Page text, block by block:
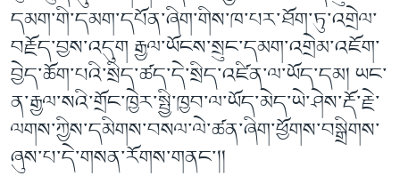
དམག་གི་དམག་དཔོན་ཞིག་གིས་ཁ་པར་ཐོག་ཏུ་འགྲེལ་
བརྗོད་བྱས་འདུག རྒྱལ་ཡོངས་སྲུང་དམག་འགྲེམ་འཇོག་
བྱེད་ཆོག་པའི་སྲིད་ཚད་དེ་སྲིད་འཛིན་ལ་ཡོད་དམ། ཡང་
ན་རྒྱལ་སའི་གྲོང་ཁྱེར་སྤྱི་ཁྱབ་ལ་ཡོད་མེད་ཡེ་ཤེས་རྡོ་རྗེ་
ལགས་ཀྱིས་དམིགས་བསལ་ལེ་ཚན་ཞིག་ཕྱོགས་བསྒྲིགས་
ཞུས་པ་དེ་གསན་རོགས་གནང་།།